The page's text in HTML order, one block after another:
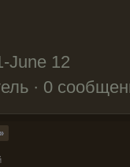
June 12
· 0
»